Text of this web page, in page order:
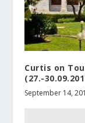
Curtis on
(27.-
September 14,